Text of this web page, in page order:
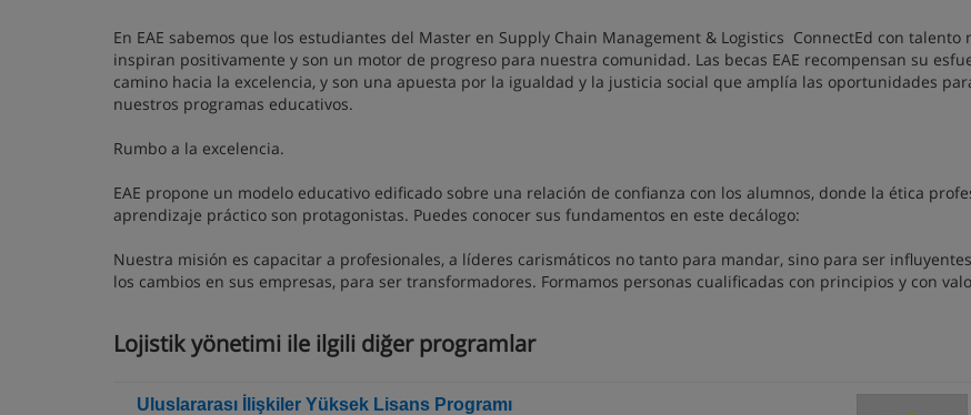
En EAE sabemos que los estudiantes del Master en Supply Chain Management & Logistics ConnectEd con talento
inspiran positivamente y son un motor de progreso para nuestra comunidad. Las becas EAE recompensan su
camino hacia la excelencia, y son una apuesta por la igualdad y la justicia social que amplía las oportunidades
nuestros programas educativos.
Rumbo a la excelencia.
EAE propone un modelo educativo edificado sobre una relación de confianza con los alumnos, donde la ética
aprendizaje práctico son protagonistas. Puedes conocer sus fundamentos en este decálogo:
Nuestra misión es capacitar a profesionales, a líderes carismáticos no tanto para mandar, sino para ser
los cambios en sus empresas, para ser transformadores. Formamos personas cualificadas con principios y con
Lojistik yönetimi ile ilgili diğer programlar
Uluslararası İlişkiler Yüksek Lisans Programı